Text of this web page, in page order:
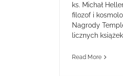
ks. Michał
filozof i
Nagrody
licznych
Read More